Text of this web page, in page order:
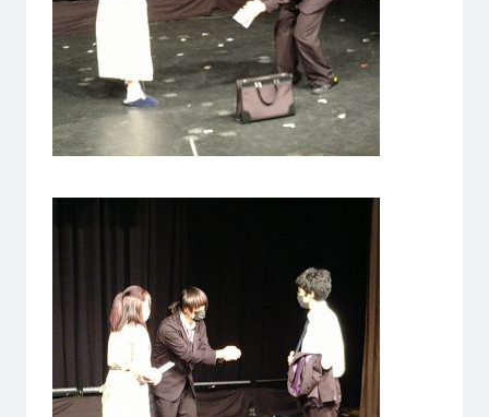
音響芸術科
映像メディア学科
ミュージック科
声優・演劇科
ゲームクリエーター科
スポーツビジネス科
インテリアデザイン科
情報システム科
電気電子学科
航空学科
法律情報科
東京エアトラベル・ホテル専門学校
英語キャリア科
エアラインサービス科